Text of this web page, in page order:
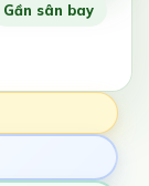
Gần sân bay